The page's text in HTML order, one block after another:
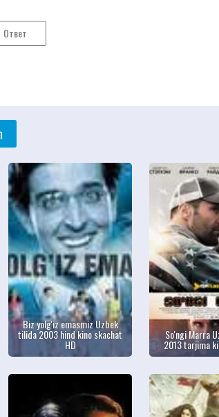
Biz yolg'iz emasmiz Uzbek
tilida 2003 hind kino skachat
HD
So'ngi Marra
2013 tarjima